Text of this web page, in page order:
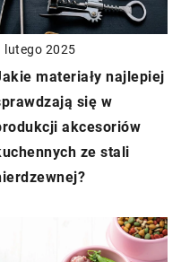
lutego 2025
materiały najlepiej
się w
akcesoriów
ze stali